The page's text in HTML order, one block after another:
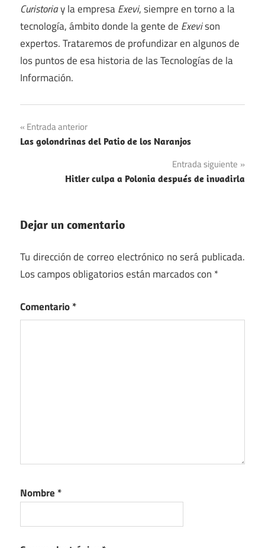
Curistoriay la empresaExevi, siempre en torno a la
tecnología, ámbito donde la gente de Exevison
expertos. Trataremos de profundizar en algunos de
los puntos de esa historia de las Tecnologías de la
Información.
Navegación
de
entradas
Entrada anterior
Las golondrinas del Patio de los Naranjos
Entrada siguiente
Hitler culpa a Polonia después de invadirla
Dejar un comentario
Tu dirección de correo electrónico no será publicada.
Los campos obligatorios están marcados con *
Comentario*
Nombre *